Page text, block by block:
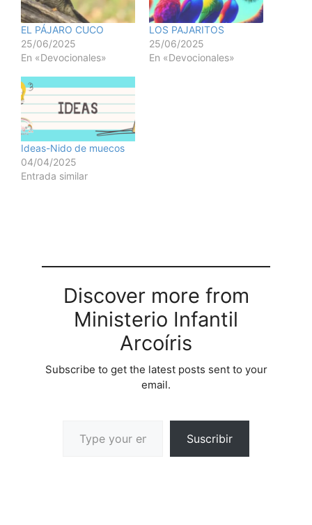
EL PÁJARO CUCO
25/06/2025
En «Devocionales»
LOS PAJARITOS
25/06/2025
En «Devocionales»
Ideas-Nido de muecos
04/04/2025
Entrada similar
Discover more from
Ministerio Infantil
Arcoíris
Subscribe to get the latest posts sent to your
email.
Suscribir